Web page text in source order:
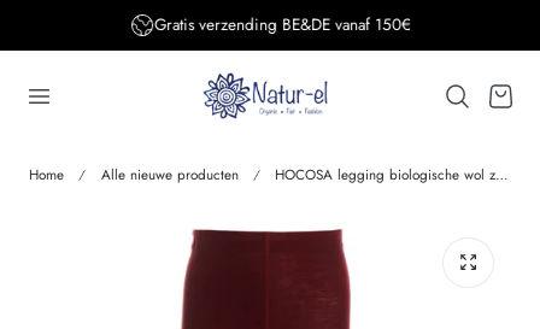
Gratis verzending BE&DE vanaf 150€
Home Alle nieuwe producten HOCOSA legging biologische wol zijde kind BORDEAUX